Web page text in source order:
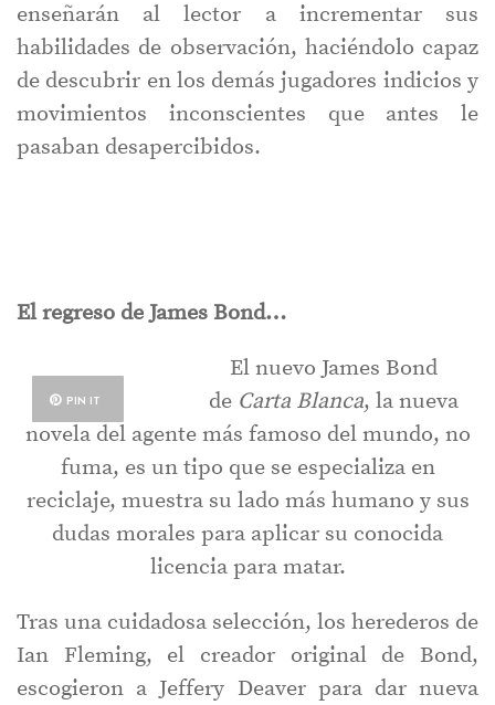
enseñarán al lector a incrementar sus
habilidades de observación, haciéndolo capaz
de descubrir en los demás jugadores indicios y
movimientos inconscientes que antes le
pasaban desapercibidos.
El regreso de James Bond…
PIN IT
El nuevo James Bond
de Carta Blanca, la nueva
novela del agente más famoso del mundo, no
fuma, es un tipo que se especializa en
reciclaje, muestra su lado más humano y sus
dudas morales para aplicar su conocida
licencia para matar.
Tras una cuidadosa selección, los herederos de
Ian Fleming, el creador original de Bond,
escogieron a Jeffery Deaver para dar nueva